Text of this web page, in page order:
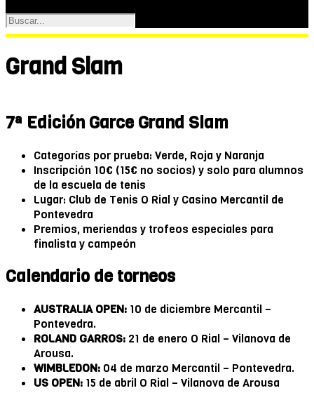
Grand Slam
7ª Edición Garce Grand Slam
Categorías por prueba: Verde, Roja y Naranja
Inscripción 10€ (15€ no socios) y solo para alumnos
de la escuela de tenis
Lugar: Club de Tenis O Rial y Casino Mercantil de
Pontevedra
Premios, meriendas y trofeos especiales para
finalista y campeón
Calendario de torneos
AUSTRALIA OPEN: 10 de diciembre Mercantil –
Pontevedra.
ROLAND GARROS: 21 de enero O Rial – Vilanova de
Arousa.
WIMBLEDON: 04 de marzo Mercantil – Pontevedra.
US OPEN: 15 de abril O Rial – Vilanova de Arousa